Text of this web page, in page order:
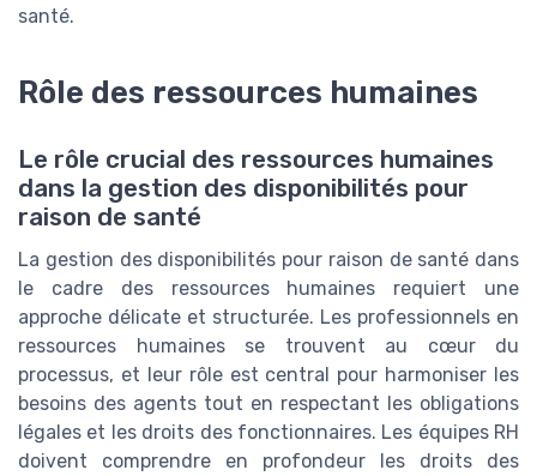
santé.
Rôle des ressources humaines
Le rôle crucial des ressources humaines
dans la gestion des disponibilités pour
raison de santé
La gestion des disponibilités pour raison de santé dans
le cadre des ressources humaines requiert une
approche délicate et structurée. Les professionnels en
ressources humaines se trouvent au cœur du
processus, et leur rôle est central pour harmoniser les
besoins des agents tout en respectant les obligations
légales et les droits des fonctionnaires. Les équipes RH
doivent comprendre en profondeur les droits des